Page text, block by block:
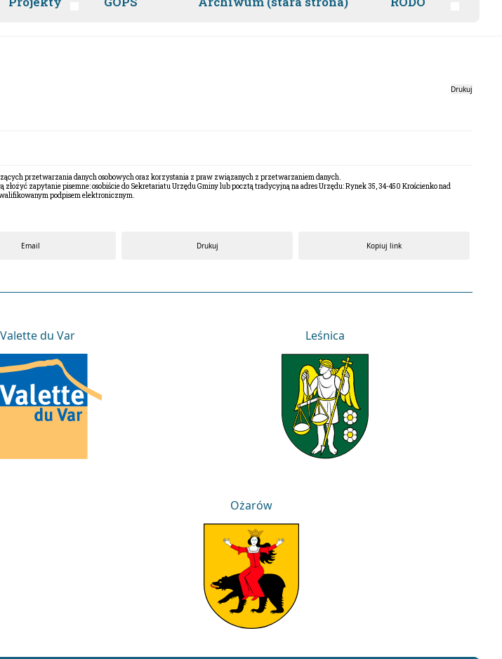
Drukuj
przetwarzania danych osobowych oraz korzystania z praw związanych z przetwarzaniem danych.
zapytanie pisemne: osobiście do Sekretariatu Urzędu Gminy lub pocztą tradycyjną na adres Urzędu: Rynek 35, 34-450 Krościenko nad
podpisem elektronicznym.
Email Drukuj Kopiuj link
du Var Leśnica
Leśnica
Ożarów
Ożarów